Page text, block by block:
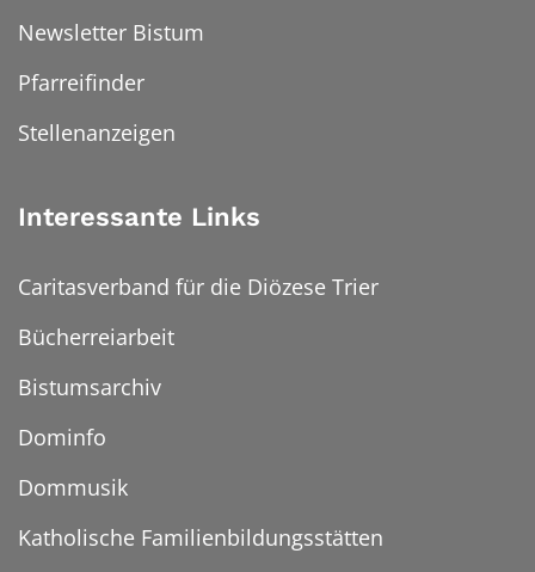
Newsletter Bistum
Pfarreifinder
Stellenanzeigen
Interessante Links
Caritasverband für die Diözese Trier
Bücherreiarbeit
Bistumsarchiv
Dominfo
Dommusik
Katholische Familienbildungsstätten